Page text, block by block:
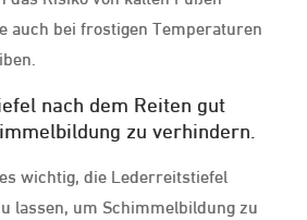
auch bei frostigen Temperaturen
nach dem Reiten gut
zu verhindern.
wichtig, die Lederreitstiefel
lassen, um Schimmelbildung zu